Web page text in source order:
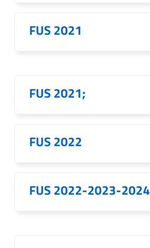
FUS 2021
FUS 2021;
FUS 2022
FUS 2022-2023-2024